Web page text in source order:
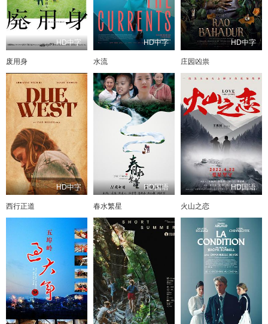
HD中字
废用身
HD中字
水流
HD中字
庄园凶祟
HD中字
西行正道
HD国语
春水繁星
HD国语
火山之恋